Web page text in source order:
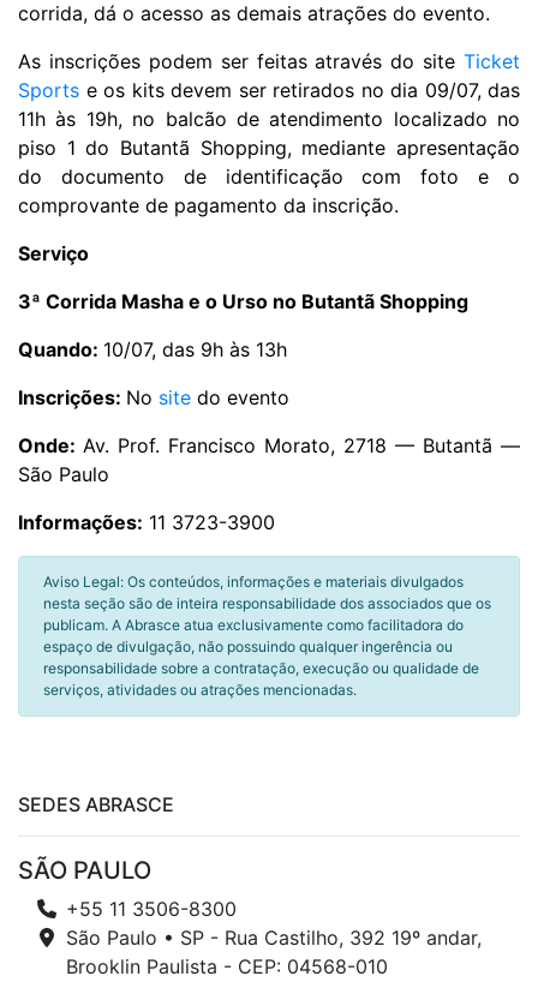
corrida, dá o acesso as demais atrações do evento.
As inscrições podem ser feitas através do site Ticket
Sports e os kits devem ser retirados no dia 09/07, das
11h às 19h, no balcão de atendimento localizado no
piso 1 do Butantã Shopping, mediante apresentação
do documento de identificação com foto e o
comprovante de pagamento da inscrição.
Serviço
3ª Corrida Masha e o Urso no Butantã Shopping
Quando: 10/07, das 9h às 13h
Inscrições: No site do evento
Onde: Av. Prof. Francisco Morato, 2718 — Butantã —
São Paulo
Informações: 11 3723-3900
Aviso Legal: Os conteúdos, informações e materiais divulgados
nesta seção são de inteira responsabilidade dos associados que os
publicam. A Abrasce atua exclusivamente como facilitadora do
espaço de divulgação, não possuindo qualquer ingerência ou
responsabilidade sobre a contratação, execução ou qualidade de
serviços, atividades ou atrações mencionadas.
SEDES ABRASCE
SÃO PAULO
+55 11 3506-8300
São Paulo • SP - Rua Castilho, 392 19º andar,
Brooklin Paulista - CEP: 04568-010